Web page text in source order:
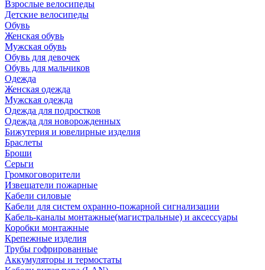
Взрослые велосипеды
Детские велосипеды
Обувь
Женская обувь
Мужская обувь
Обувь для девочек
Обувь для мальчиков
Одежда
Женская одежда
Мужская одежда
Одежда для подростков
Одежда для новорожденных
Бижутерия и ювелирные изделия
Браслеты
Броши
Серьги
Громкоговорители
Извещатели пожарные
Кабели силовые
Кабели для систем охранно-пожарной сигнализации
Кабель-каналы монтажные(магистральные) и аксессуары
Коробки монтажные
Крепежные изделия
Трубы гофрированные
Аккумуляторы и термостаты